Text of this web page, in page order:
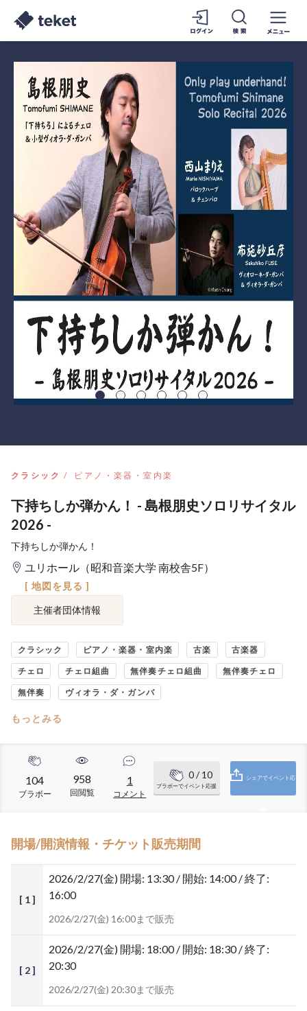
クラシック ピアノ・楽器・室内楽
下持ちしか弾かん！ - 島根朋史ソロリサイタル
2026 -
下持ちしか弾かん！
ユリホール（昭和音楽大学 南校舎5F）
[ 地図を見る ]
主催者団体情報
クラシック ピアノ・楽器・室内楽 古楽 古楽器
チェロ チェロ組曲 無伴奏チェロ組曲 無伴奏チェロ
無伴奏 ヴィオラ・ダ・ガンバ
もっとみる
104
ブラボー
958
回閲覧
1
コメント
0/ 10
ブラボーでイベント応援
シェアでイベント応
開場/開演情報・チケット販売期間
[ 1 ]
2026/2/27(金) 開場: 13:30 / 開始: 14:00 / 終了:
16:00
2026/2/27(金) 16:00まで販売
[ 2 ]
2026/2/27(金) 開場: 18:00 / 開始: 18:30 / 終了:
20:30
2026/2/27(金) 20:30まで販売